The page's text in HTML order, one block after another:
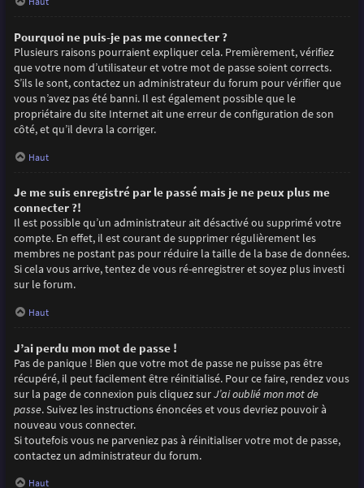
Pourquoi ne puis-je pas me connecter ?
Plusieurs raisons pourraient expliquer cela. Premièrement, vérifiez
que votre nom d’utilisateur et votre mot de passe soient corrects.
S’ils le sont, contactez un administrateur du forum pour vérifier que
vous n’avez pas été banni. Il est également possible que le
propriétaire du site Internet ait une erreur de configuration de son
côté, et qu’il devra la corriger.
Haut
Je me suis enregistré par le passé mais je ne peux plus me
connecter ?!
Il est possible qu’un administrateur ait désactivé ou supprimé votre
compte. En effet, il est courant de supprimer régulièrement les
membres ne postant pas pour réduire la taille de la base de données.
Si cela vous arrive, tentez de vous ré-enregistrer et soyez plus investi
sur le forum.
Haut
J’ai perdu mon mot de passe !
Pas de panique ! Bien que votre mot de passe ne puisse pas être
récupéré, il peut facilement être réinitialisé. Pour ce faire, rendez vous
sur la page de connexion puis cliquez surJ’ai oublié mon mot de
passe. Suivez les instructions énoncées et vous devriez pouvoir à
nouveau vous connecter.
Si toutefois vous ne parveniez pas à réinitialiser votre mot de passe,
contactez un administrateur du forum.
Haut